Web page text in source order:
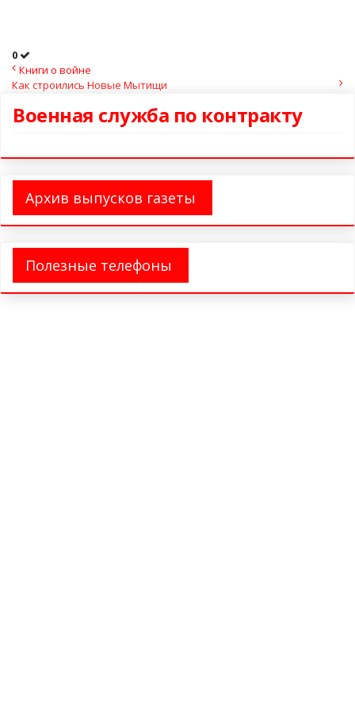
0
Книги о войне
Как строились Новые Мытищи
Военная служба по контракту
Архив выпусков газеты
Полезные телефоны